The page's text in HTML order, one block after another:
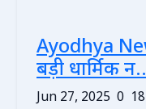
Ayodhya
बड़ी धार्मिक
Jun 27, 2025 0